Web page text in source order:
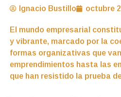
Ignacio Bustillo octubre
El mundo empresarial
y vibrante, marcado por la
formas organizativas que
emprendimientos hasta las
que han resistido la prueba